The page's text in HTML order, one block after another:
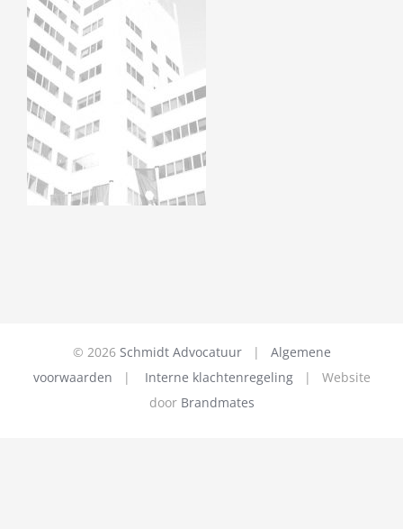
© 2026 Schmidt Advocatuur| Algemene
voorwaarden | Interne klachtenregeling| Website
door Brandmates